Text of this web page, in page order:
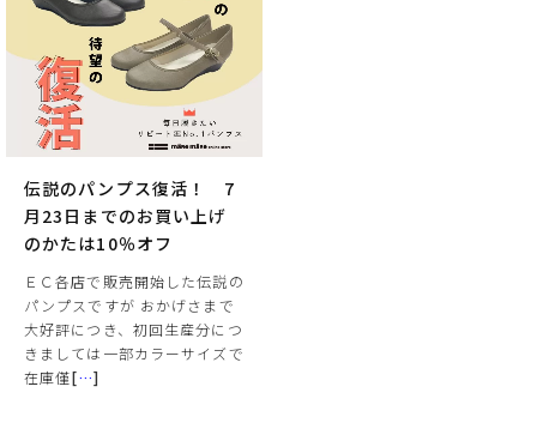
伝説のパンプス復活！ 7
月23日までのお買い上げ
のかたは10％オフ
ＥＣ各店で販売開始した伝説の
パンプスですが おかげさまで
大好評につき、初回生産分につ
きましては一部カラーサイズで
在庫僅[…]
ブランド
カラー